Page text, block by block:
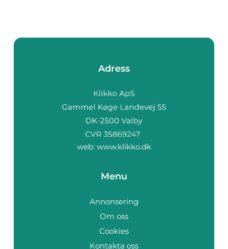
Adress
web: www.klikko.dk
Menu
Annonsering
Om oss
Cookies
Kontakta oss